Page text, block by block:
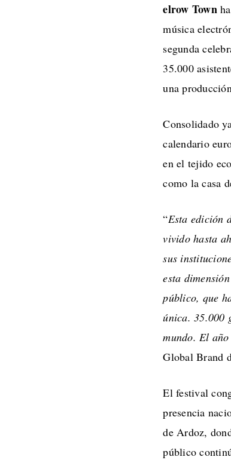
elrow Town
música
segunda
35.000
una
Consolidado
calendario
en el tejido
como la casa
“Esta edición
vivido hasta
sus
esta
público, que
única. 35.000
mundo. El
Global Brand
El festival
presencia
de Ardoz,
público